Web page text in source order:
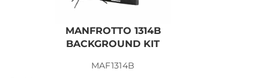
MANFROTTO 1314B
BACKGROUND KIT
MAF1314B